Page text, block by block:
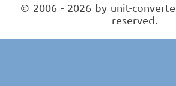
© 2006 - 2026 by unit-
reserved.